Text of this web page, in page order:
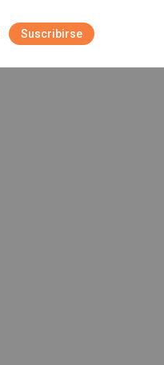
Suscribirse